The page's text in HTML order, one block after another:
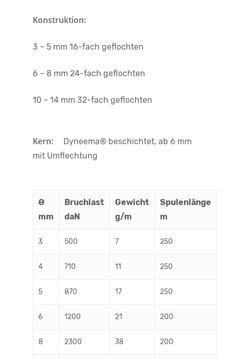
Konstruktion:
3 – 5 mm 16-fach geflochten
6 – 8 mm 24-fach geflochten
10 – 14 mm 32-fach geflochten
Kern:
Dyneema® beschichtet, ab 6 mm
mit Umflechtung
Ø
mm
Bruchlast
daN
Gewicht
g/m
Spulenlänge
m
3 500 7 250
4 710 11 250
5 870 17 250
6 1200 21 200
8 2300 38 200